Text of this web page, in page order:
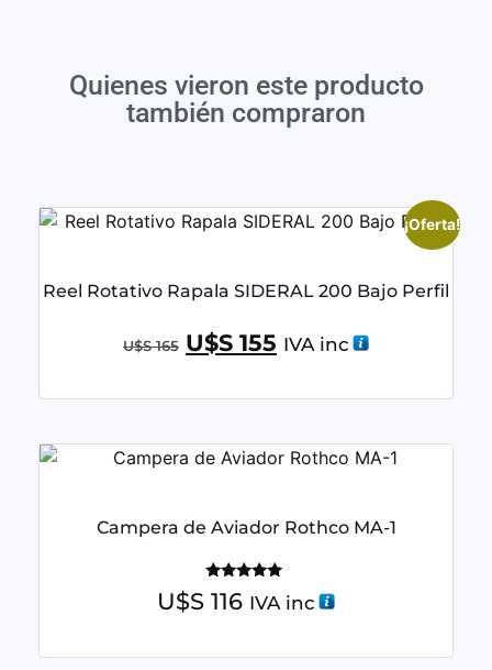
Quienes vieron este producto
también compraron
¡Oferta!
Reel Rotativo Rapala SIDERAL 200 Bajo Perfil
U$S165 U$S 155 IVA inc
Campera de Aviador Rothco MA-1
Valorado
con
U$S 116 IVA inc